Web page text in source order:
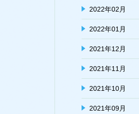
2022年02月
2022年01月
2021年12月
2021年11月
2021年10月
2021年09月